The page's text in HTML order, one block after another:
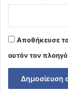
Αποθήκευσε
αυτόν τον